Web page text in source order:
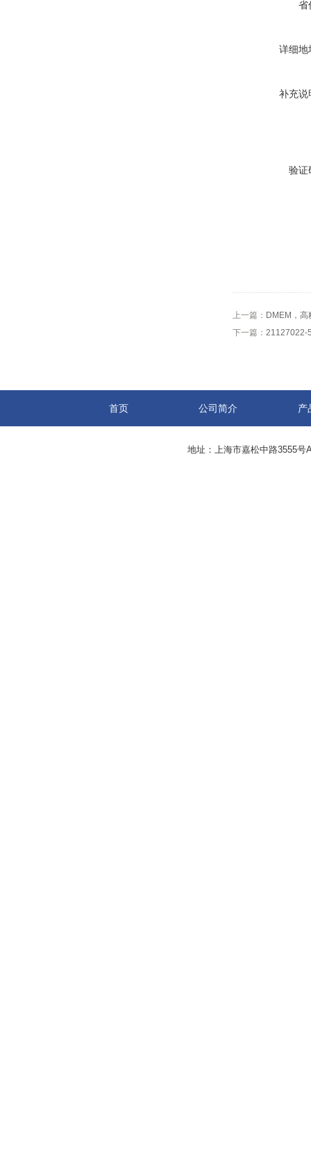
省
详细地
补充说
验证
上一篇： DMEM，
下一篇： 21127022-
首页 公司简介 产
地址：上海市嘉松中路3555